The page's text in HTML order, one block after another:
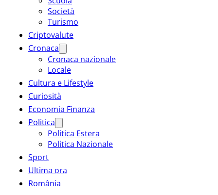
Società
Turismo
Criptovalute
Cronaca
Cronaca nazionale
Locale
Cultura e Lifestyle
Curiosità
Economia Finanza
Politica
Politica Estera
Politica Nazionale
Sport
Ultima ora
România